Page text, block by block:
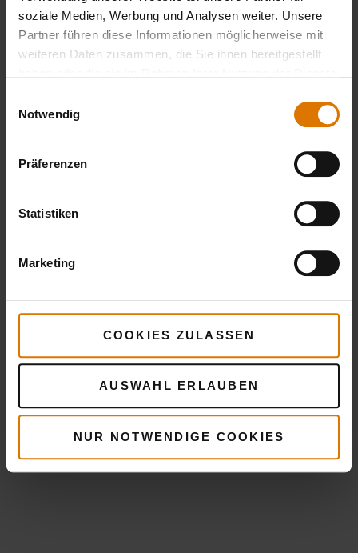
soziale Medien, Werbung und Analysen weiter. Unsere
Partner führen diese Informationen möglicherweise mit
weiteren Daten zusammen, die Sie ihnen bereitgestellt
Notwendig
Präferenzen
Statistiken
Marketing
COOKIES ZULASSEN
AUSWAHL ERLAUBEN
NUR NOTWENDIGE COOKIES
Räucherbretter aus Zedernholz
Empfohlenes Zubehör